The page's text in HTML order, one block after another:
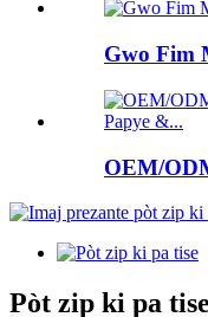
Gwo Fim
OEM/
Pòt zip ki pa tise